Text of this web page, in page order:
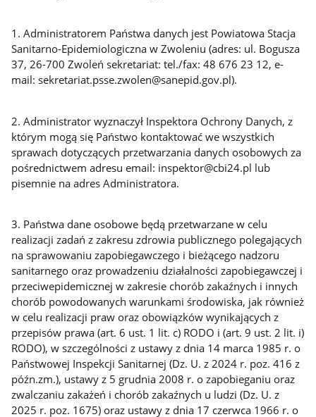
1. Administratorem Państwa danych jest Powiatowa Stacja
Sanitarno-Epidemiologiczna w Zwoleniu (adres: ul. Bogusza
37, 26-700 Zwoleń sekretariat: tel./fax: 48 676 23 12, e-
mail: sekretariat.psse.zwolen@sanepid.gov.pl).
2. Administrator wyznaczył Inspektora Ochrony Danych, z
którym mogą się Państwo kontaktować we wszystkich
sprawach dotyczących przetwarzania danych osobowych za
pośrednictwem adresu email: inspektor@cbi24.pl lub
pisemnie na adres Administratora.
3. Państwa dane osobowe będą przetwarzane w celu
realizacji zadań z zakresu zdrowia publicznego polegających
na sprawowaniu zapobiegawczego i bieżącego nadzoru
sanitarnego oraz prowadzeniu działalności zapobiegawczej i
przeciwepidemicznej w zakresie chorób zakaźnych i innych
chorób powodowanych warunkami środowiska, jak również
w celu realizacji praw oraz obowiązków wynikających z
przepisów prawa (art. 6 ust. 1 lit. c) RODO i (art. 9 ust. 2 lit. i)
RODO), w szczególności z ustawy z dnia 14 marca 1985 r. o
Państwowej Inspekcji Sanitarnej (Dz. U. z 2024 r. poz. 416 z
późn.zm.), ustawy z 5 grudnia 2008 r. o zapobieganiu oraz
zwalczaniu zakażeń i chorób zakaźnych u ludzi (Dz. U. z
2025 r. poz. 1675) oraz ustawy z dnia 17 czerwca 1966 r. o